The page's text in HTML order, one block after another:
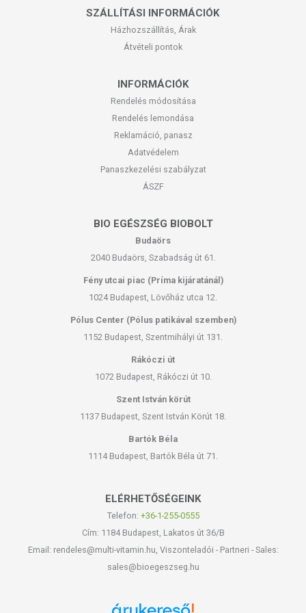
kialakulásának esélyét.
Stabil C-vitamin (Sodium Ascorbyl Phosphate):
és barázdák csökkentésében, az öregedő bőr általános állapotának
javításában és az élettel teli, egészségesen ragyogó arctónus
elérésében. Halványítja a meglévő pigmentfoltokat, megakadályozza
Természetes növényi alapanyagból kivont, kiváló
hidratáló tulajdonsággal rendelkező kozmetikai összetevő, segíti más
Hialuronsav (Sodium hyaluronate):Intenzíven hidratáló, anti-aging
kozmetikai hatóanyag. Természetes összetevője a kötőszövetnek,
rugalmasságért felelős bőrrétegek szerkezetét stabilizáló enzimek
B5 provitamin egy elismert bőrnyugtató,
szerkezetjavító és hidratáló hatású, gyulladásgátló hatóanyag. Ha a
panthenolt tartalmazó készítményt felvisszük a bőrre, a panthenol
hatását a bőr rétegeiben és növeli a bőr nedvességtartalmát. Az
öregedés jeleinek megjelenését késleltető hatású, mivel
MILYEN BŐRTÍPUSRA AJÁNLJUK?
• érzékeny
SZÁLLÍTÁSI INFORMÁCIÓK
Házhozszállítás, Árak
Átvételi pontok
INFORMÁCIÓK
Rendelés módosítása
Rendelés lemondása
Reklamáció, panasz
Adatvédelem
Panaszkezelési szabályzat
ÁSZF
BIO EGÉSZSÉG BIOBOLT
Budaörs
2040 Budaörs, Szabadság út 61.
Fény utcai piac (Príma kijáratánál)
1024 Budapest, Lövőház utca 12.
Pólus Center (Pólus patikával szemben)
1152 Budapest, Szentmihályi út 131.
Rákóczi út
1072 Budapest, Rákóczi út 10.
Szent István körút
1137 Budapest, Szent István Körút 18.
Bartók Béla
1114 Budapest, Bartók Béla út 71.
ELÉRHETŐSÉGEINK
Telefon: +36-1-255-0555
Cím: 1184 Budapest, Lakatos út 36/B
Email: rendeles@multi-vitamin.hu, Viszonteladói - Partneri - Sales:
sales@bioegeszseg.hu